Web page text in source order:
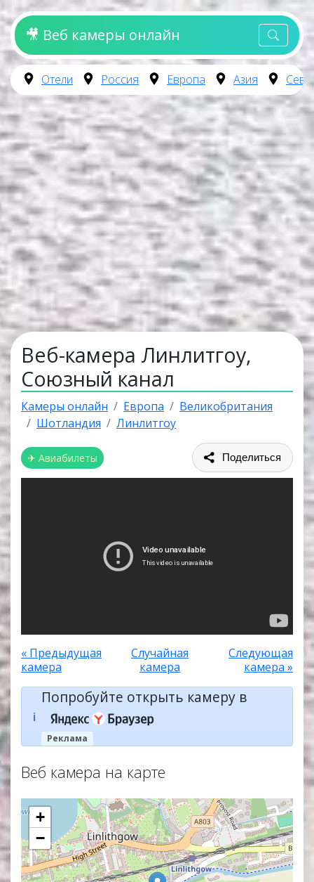
🎥 Веб камеры онлайн
Отели Россия Европа Азия
Веб-камера Линлитгоу,
Союзный канал
Камеры онлайн Европа
Великобритания
Шотландия
Линлитгоу
✈ Авиабилеты Поделиться
« Предыдущая
камера
Случайная
камера
Следующая
камера »
ℹ️
Попробуйте открыть камеру в
Реклама
Веб камера на карте
+
−